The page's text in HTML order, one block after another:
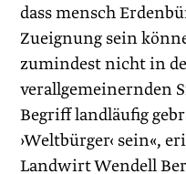
dass mensch
Zueignung sein
zumindest nicht in
verallgemeinernden
Begriff landläufig
›Weltbürger‹ sein«,
Landwirt Wendell